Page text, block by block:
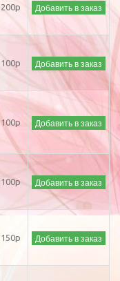
200р Добавить в заказ
100р Добавить в заказ
100р Добавить в заказ
100р Добавить в заказ
150р Добавить в заказ